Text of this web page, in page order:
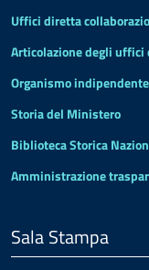
Uffici diretta
Articolazione degli
Organismo
Storia del Ministero
Biblioteca Storica
Amministrazione
Sala Stampa